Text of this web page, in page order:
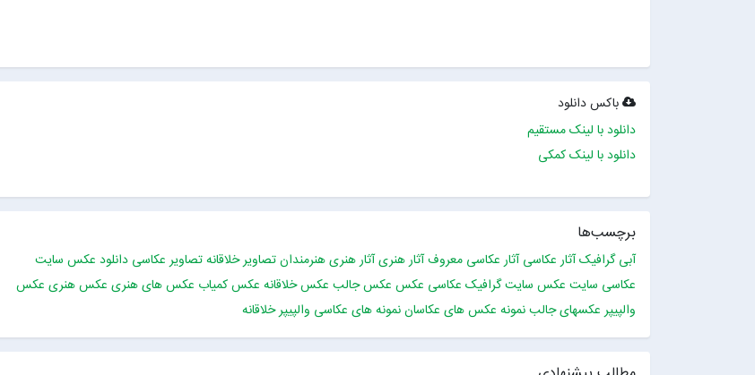
باکس دانلود
دانلود با لینک مستقیم
دانلود با لینک کمکی
برچسب‌ها
آبی گرافیکآثار عکاسی آثار عکاسی معروفآثار هنریآثار هنری هنرمندانتصاویر خلاقانهتصاویر عکاسی دانلود عکس سایت
عکاسی سایت عکس سایت گرافیک عکاسی عکس عکس جالب عکس خلاقانه عکس کمیاب عکس های هنری عکس هنری عکس
والپیپر عکسهای جالبنمونه عکس های عکاساننمونه های عکاسی والپیپر خلاقانه